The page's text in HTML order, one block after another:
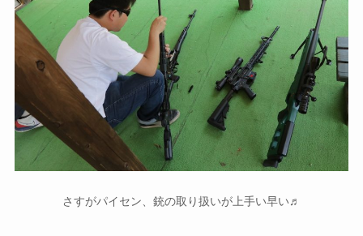
さすがパイセン、銃の取り扱いが上手い早い♬